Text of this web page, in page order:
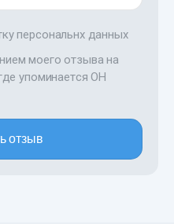
персональнх данных
моего отзыва на
упоминается ОН
отзыв